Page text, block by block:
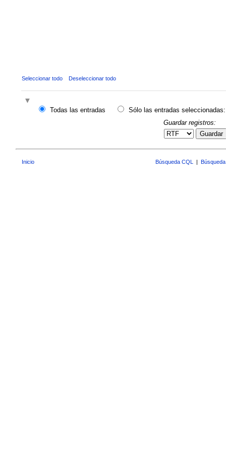
Seleccionar todo Deseleccionar todo
Todas las entradas
Sólo las entradas seleccionadas:
Guardar registros:
Guardar
Inicio Búsqueda CQL